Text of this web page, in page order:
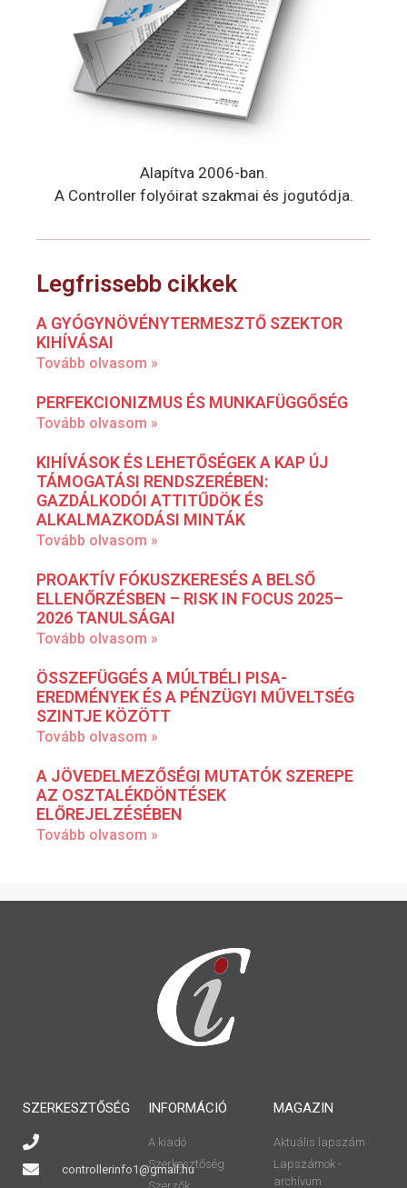
Alapítva 2006-ban.
A Controller folyóirat szakmai és jogutódja.
Legfrissebb cikkek
A GYÓGYNÖVÉNYTERMESZTŐ SZEKTOR
KIHÍVÁSAI
Tovább olvasom »
PERFEKCIONIZMUS ÉS MUNKAFÜGGŐSÉG
Tovább olvasom »
KIHÍVÁSOK ÉS LEHETŐSÉGEK A KAP ÚJ
TÁMOGATÁSI RENDSZERÉBEN:
GAZDÁLKODÓI ATTITŰDÖK ÉS
ALKALMAZKODÁSI MINTÁK
Tovább olvasom »
PROAKTÍV FÓKUSZKERESÉS A BELSŐ
ELLENŐRZÉSBEN – RISK IN FOCUS 2025–
2026 TANULSÁGAI
Tovább olvasom »
ÖSSZEFÜGGÉS A MÚLTBÉLI PISA-
EREDMÉNYEK ÉS A PÉNZÜGYI MŰVELTSÉG
SZINTJE KÖZÖTT
Tovább olvasom »
A JÖVEDELMEZŐSÉGI MUTATÓK SZEREPE
AZ OSZTALÉKDÖNTÉSEK
ELŐREJELZÉSÉBEN
Tovább olvasom »
SZERKESZTŐSÉG
controllerinfo1@gmail.hu
INFORMÁCIÓ
A kiadó
Szerkesztőség
Szerzők
MAGAZIN
Aktuális lapszám
Lapszámok -
archívum